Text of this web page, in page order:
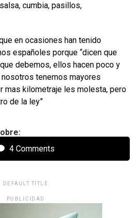
cumbia, pasillos,
en ocasiones han tenido
españoles porque “dicen que
debemos, ellos hacen poco y
nosotros tenemos mayores
mas kilometraje les molesta, pero
de la ley”
4 Comments
DEFAULT TITLE
PUBLICIDAD